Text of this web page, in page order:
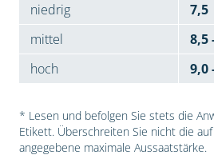
niedrig
7,5
mittel
8,5
hoch
9,0
* Lesen und befolgen Sie stets die
Etikett. Überschreiten Sie nicht die
angegebene maximale Aussaatstärke.